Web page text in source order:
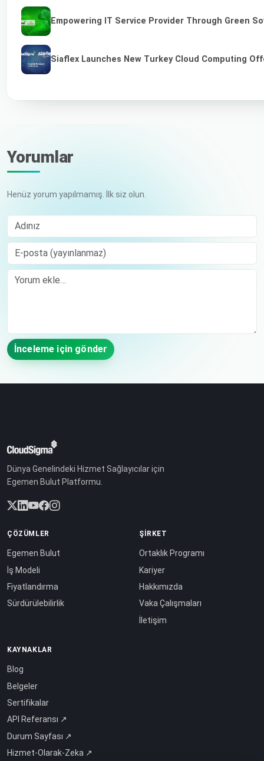
Empowering IT Service Provider Through Green
Siaflex Launches New Turkey Cloud Computing
Yorumlar
Henüz yorum yapılmamış. İlk siz olun.
Adınız
E-posta (yayınlanmaz)
Comment
İnceleme için gönder
Dünya Genelindeki Hizmet Sağlayıcılar için
Egemen Bulut Platformu.
ÇÖZÜMLER
Egemen Bulut
İş Modeli
Fiyatlandırma
Sürdürülebilirlik
ŞIRKET
Ortaklık Programı
Kariyer
Hakkımızda
Vaka Çalışmaları
İletişim
KAYNAKLAR
Blog
Belgeler
Sertifikalar
API Referansı ↗
Durum Sayfası ↗
Hizmet-Olarak-Zeka ↗